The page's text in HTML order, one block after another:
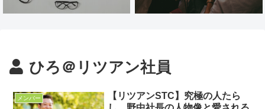
ひろ＠リツアン社員
メンバー
【リツアンSTC】究極の人たら